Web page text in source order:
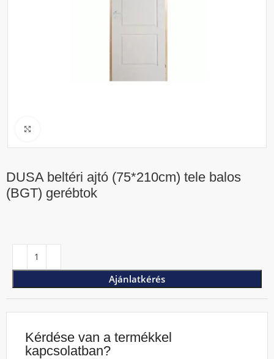
DUSA beltéri ajtó (75*210cm) tele balos
(BGT) gerébtok
Ajánlatkérés
Kérdése van a termékkel
kapcsolatban?